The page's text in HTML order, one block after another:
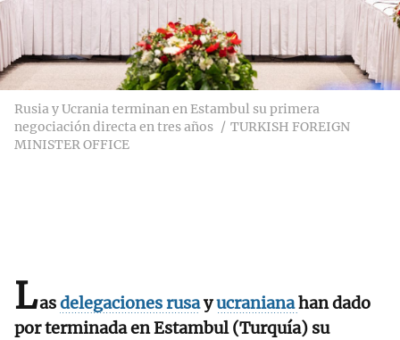
Rusia y Ucrania terminan en Estambul su primera
negociación directa en tres años
TURKISH FOREIGN
MINISTER OFFICE
Lasdelegaciones rusayucranianahan dado
por terminada en Estambul (Turquía) su